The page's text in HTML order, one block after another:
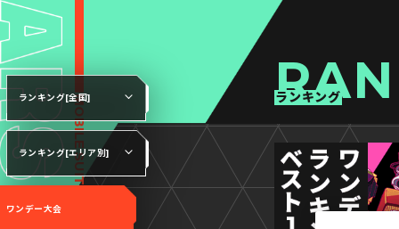
ランキング
ランキング[全国]
ランキング[エリア別]
ワンデー大会